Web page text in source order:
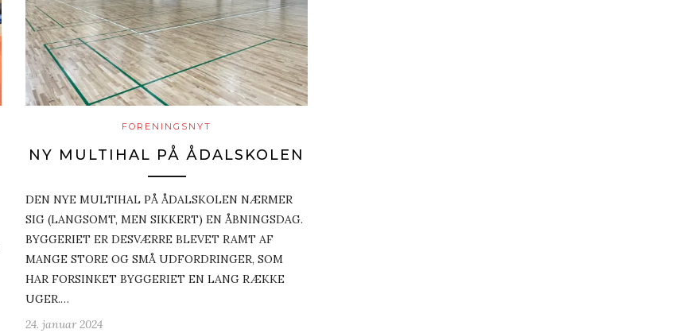
FORENINGSNYT
NY MULTIHAL PÅ ÅDALSKOLEN
DEN NYE MULTIHAL PÅ ÅDALSKOLEN NÆRMER
SIG (LANGSOMT, MEN SIKKERT) EN ÅBNINGSDAG.
BYGGERIET ER DESVÆRRE BLEVET RAMT AF
MANGE STORE OG SMÅ UDFORDRINGER, SOM
HAR FORSINKET BYGGERIET EN LANG RÆKKE
UGER.…
24. januar 2024